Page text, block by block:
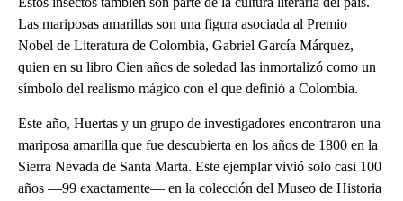
Las mariposas amarillas son una figura asociada al Premio
Nobel de Literatura de Colombia, Gabriel García Márquez,
quien en su libro Cien años de soledad las inmortalizó como un
símbolo del realismo mágico con el que definió a Colombia.
Este año, Huertas y un grupo de investigadores encontraron una
mariposa amarilla que fue descubierta en los años de 1800 en la
Sierra Nevada de Santa Marta. Este ejemplar vivió solo casi 100
años —99 exactamente— en la colección del Museo de Historia